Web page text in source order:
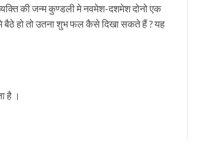
की जन्म कुण्डली मे नवमेश-दशमेश दोनो एक
बैठे हो तो उतना शुभ फल कैसे दिखा सकते हैं ? यह
है ।